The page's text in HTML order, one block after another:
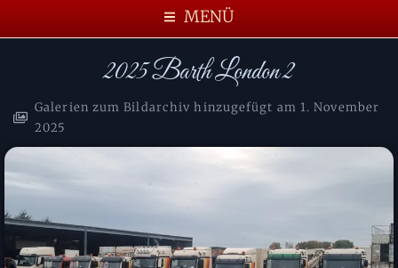
MENÜ
2025 Barth London 2
Galerien zum Bildarchiv hinzugefügt am 1. November
2025